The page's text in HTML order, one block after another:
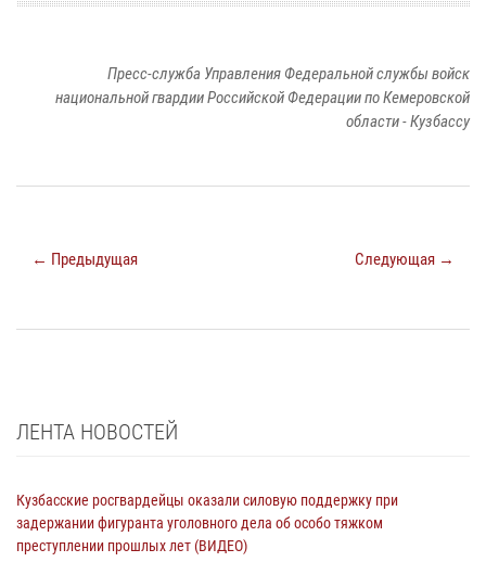
Пресс-служба Управления Федеральной службы войск
национальной гвардии Российской Федерации по Кемеровской
области - Кузбассу
← Предыдущая Следующая →
ЛЕНТА НОВОСТЕЙ
Кузбасские росгвардейцы оказали силовую поддержку при
задержании фигуранта уголовного дела об особо тяжком
преступлении прошлых лет (ВИДЕО)